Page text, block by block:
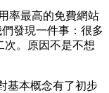
率最高的免費網站
發現一件事：很多
次。原因不是不想
基本概念有了初步